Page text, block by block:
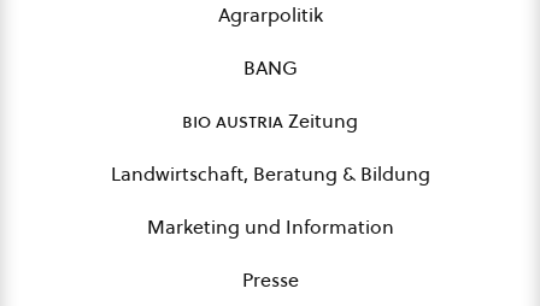
Agrarpolitik
BANG
bio austriaZeitung
Landwirtschaft, Beratung & Bildung
Marketing und Information
Presse